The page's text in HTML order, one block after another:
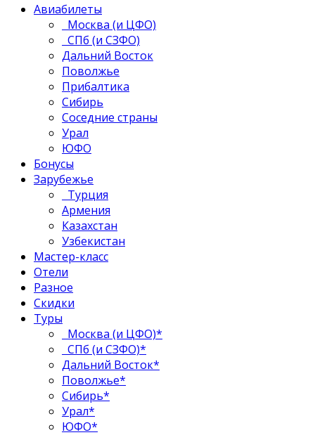
Авиабилеты
Москва (и ЦФО)
СПб (и СЗФО)
Дальний Восток
Поволжье
Прибалтика
Сибирь
Соседние страны
Урал
ЮФО
Бонусы
Зарубежье
Турция
Армения
Казахстан
Узбекистан
Мастер-класс
Отели
Разное
Скидки
Туры
Москва (и ЦФО)*
СПб (и СЗФО)*
Дальний Восток*
Поволжье*
Сибирь*
Урал*
ЮФО*